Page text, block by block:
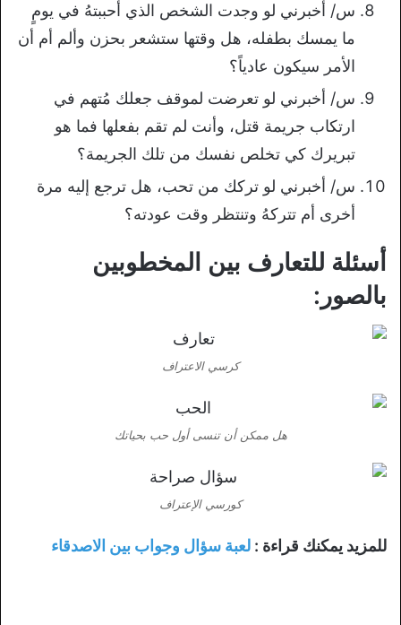
س/ أخبرني لو وجدت الشخص الذي أحببتهُ في يومٍ
ما يمسك بطفله، هل وقتها ستشعر بحزن وألم أم أن
الأمر سيكون عادياً؟
س/ أخبرني لو تعرضت لموقف جعلك مُتهم في
ارتكاب جريمة قتل، وأنت لم تقم بفعلها فما هو
تبريرك كي تخلص نفسك من تلك الجريمة؟
س/ أخبرني لو تركك من تحب، هل ترجع إليه مرة
أخرى أم تتركهُ وتنتظر وقت عودته؟
أسئلة للتعارف بين المخطوبين
بالصور:
كرسي الاعتراف
هل ممكن أن تنسى أول حب بحياتك
كورسي الإعتراف
للمزيد يمكنك قراءة : لعبة سؤال وجواب بين الاصدقاء